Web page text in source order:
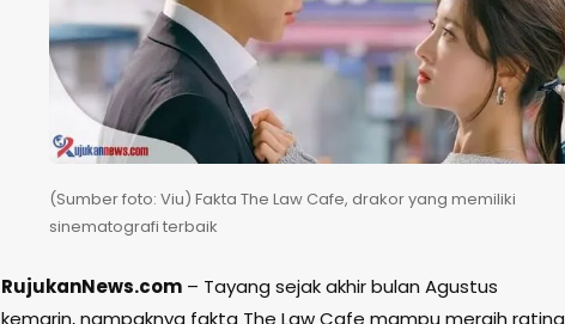
(Sumber foto: Viu) Fakta The Law Cafe, drakor yang memiliki
sinematografi terbaik
RujukanNews.com – Tayang sejak akhir bulan Agustus